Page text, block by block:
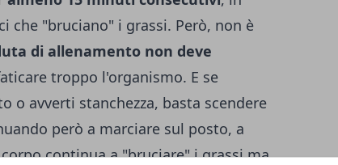
che "bruciano" i grassi. Però, non è
di allenamento non deve
troppo l'organismo. E se
o avverti stanchezza, basta scendere
però a marciare sul posto, a
continua a "bruciare" i grassi ma